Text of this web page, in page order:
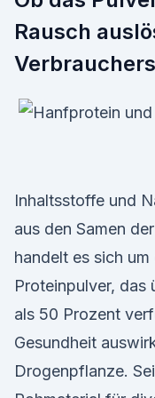
Rausch
Inhaltsstoffe und
aus den Samen
handelt es sich
Proteinpulver, das
als 50 Prozent
Gesundheit
Drogenpflanze.